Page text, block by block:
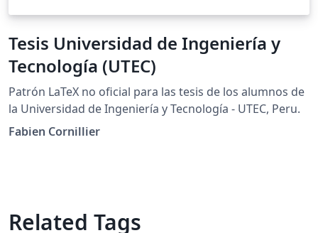
Tesis Universidad de Ingeniería y
Tecnología (UTEC)
Patrón LaTeX no oficial para las tesis de los alumnos de
la Universidad de Ingeniería y Tecnología - UTEC, Peru.
Fabien Cornillier
Related Tags